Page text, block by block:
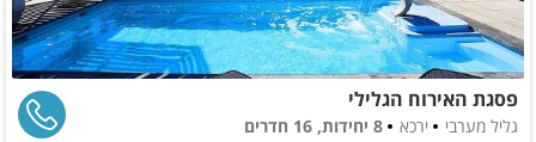
פסגת האירוח הגלילי
גליל מערבי ירכא
8 יחידות, 16 חדרים